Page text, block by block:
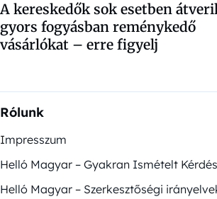
A kereskedők sok esetben
gyors fogyásban reménykedő
vásárlókat – erre figyelj
Rólunk
Impresszum
Helló Magyar – Gyakran Ismételt
Helló Magyar – Szerkesztőségi